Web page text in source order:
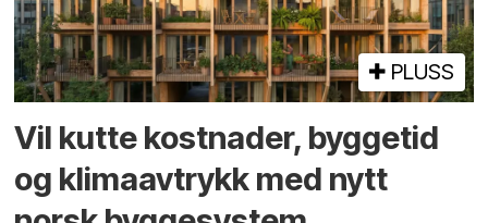
PLUSS
Vil kutte kostnader, byggetid
og klima­avtrykk med nytt